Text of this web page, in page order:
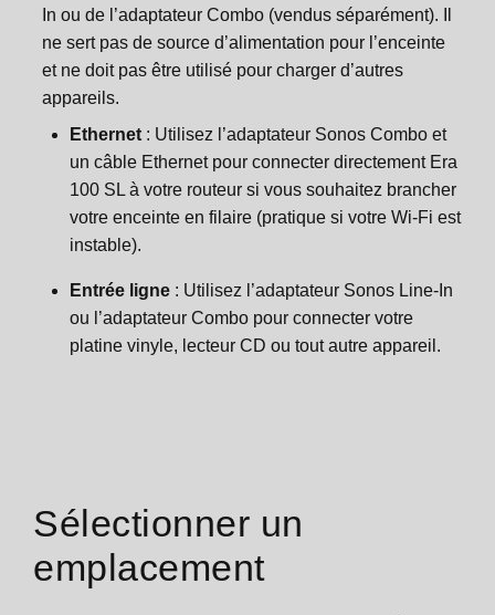
In ou de l’adaptateur Combo (vendus séparément). Il
ne sert pas de source d’alimentation pour l’enceinte
et ne doit pas être utilisé pour charger d’autres
appareils.
Ethernet : Utilisez l’adaptateur Sonos Combo et
un câble Ethernet pour connecter directement Era
100 SL à votre routeur si vous souhaitez brancher
votre enceinte en filaire (pratique si votre Wi-Fi est
instable).
Entrée ligne : Utilisez l’adaptateur Sonos Line-In
ou l’adaptateur Combo pour connecter votre
platine vinyle, lecteur CD ou tout autre appareil.
Sélectionner un
emplacement